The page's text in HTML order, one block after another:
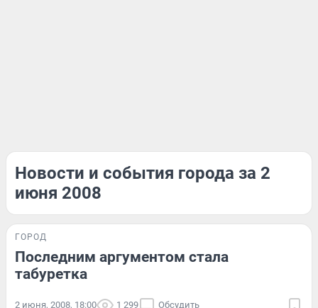
Новости и события города за 2
июня 2008
ГОРОД
Последним аргументом стала
табуретка
2 июня, 2008, 18:00 1 299 Обсудить